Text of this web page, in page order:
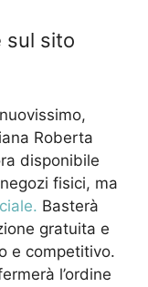
sul sito
Roberta
disponibile
fisici, ma
Basterà
gratuita e
e competitivo.
l’ordine